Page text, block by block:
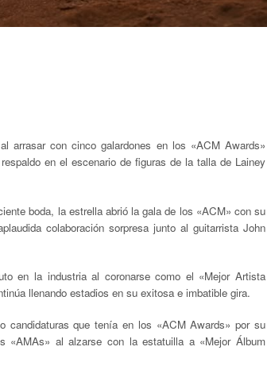
arrasar con cinco galardones en los «ACM Awards»
en el escenario de figuras de la talla de Lainey
boda, la estrella abrió la gala de los «ACM» con su
colaboración sorpresa junto al guitarrista John
en la industria al coronarse como el «Mejor Artista
llenando estadios en su exitosa e imbatible gira.
candidaturas que tenía en los «ACM Awards» por su
«AMAs» al alzarse con la estatuilla a «Mejor Álbum